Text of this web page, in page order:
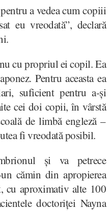
a vedea cum copiii
eu vreodată”, declară
cu propriul ei copil. Ea
Pentru aceasta ea
suficient pentru a-și
cei doi copii, în vârstă
de limbă engleză –
fi vreodată posibil.
și va petrece
cămin din apropierea
cu aproximativ alte 100
doctoriței Nayna